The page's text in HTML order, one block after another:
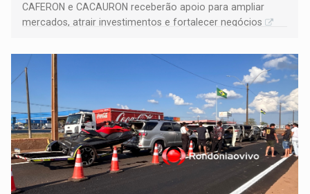
CAFERON e CACAURON receberão apoio para ampliar
mercados, atrair investimentos e fortalecer negócios